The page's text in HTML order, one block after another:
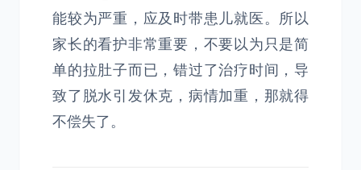
能较为严重，应及时带患儿就医。所以
家长的看护非常重要，不要以为只是简
单的拉肚子而已，错过了治疗时间，导
致了脱水引发休克，病情加重，那就得
不偿失了。